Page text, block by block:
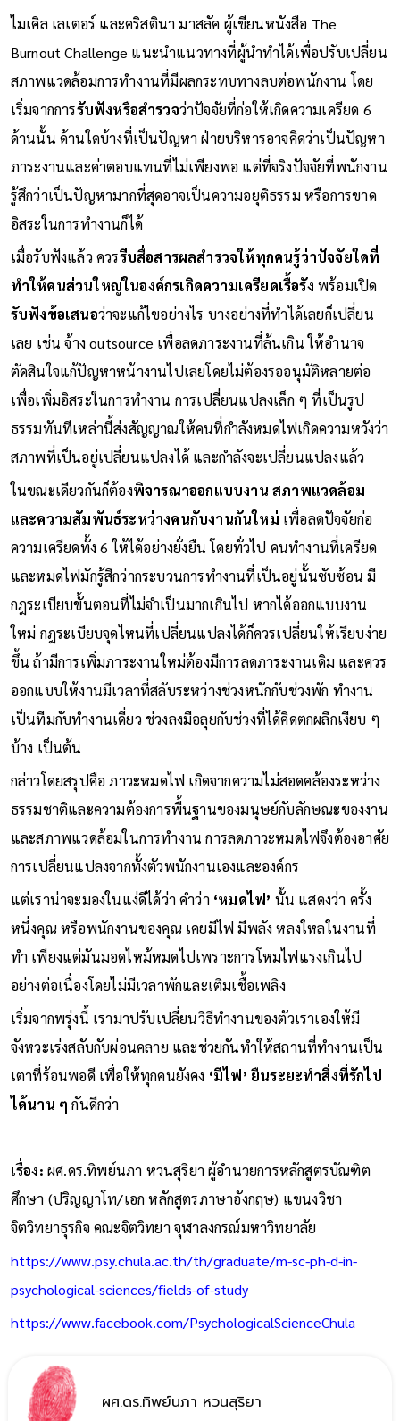
ไมเคิล เลเตอร์ และคริสตินา มาสลัค ผู้เขียนหนังสือ The
Burnout Challenge แนะนำแนวทางที่ผู้นำทำได้เพื่อปรับเปลี่ยน
สภาพแวดล้อมการทำงานที่มีผลกระทบทางลบต่อพนักงาน โดย
เริ่มจากการรับฟังหรือสำรวจว่าปัจจัยที่ก่อให้เกิดความเครียด 6
ด้านนั้น ด้านใดบ้างที่เป็นปัญหา ฝ่ายบริหารอาจคิดว่าเป็นปัญหา
ภาระงานและค่าตอบแทนที่ไม่เพียงพอ แต่ที่จริงปัจจัยที่พนักงาน
รู้สึกว่าเป็นปัญหามากที่สุดอาจเป็นความอยุติธรรม หรือการขาด
อิสระในการทำงานก็ได้
เมื่อรับฟังแล้ว ควรรีบสื่อสารผลสำรวจให้ทุกคนรู้ว่าปัจจัยใดที่
ทำให้คนส่วนใหญ่ในองค์กรเกิดความเครียดเรื้อรัง พร้อมเปิด
รับฟังข้อเสนอว่าจะแก้ไขอย่างไร บางอย่างที่ทำได้เลยก็เปลี่ยน
เลย เช่น จ้าง outsource เพื่อลดภาระงานที่ล้นเกิน ให้อำนาจ
ตัดสินใจแก้ปัญหาหน้างานไปเลยโดยไม่ต้องรออนุมัติหลายต่อ
เพื่อเพิ่มอิสระในการทำงาน การเปลี่ยนแปลงเล็ก ๆ ที่เป็นรูป
ธรรมทันทีเหล่านี้ส่งสัญญาณให้คนที่กำลังหมดไฟเกิดความหวังว่า
สภาพที่เป็นอยู่เปลี่ยนแปลงได้ และกำลังจะเปลี่ยนแปลงแล้ว
ในขณะเดียวกันก็ต้องพิจารณาออกแบบงาน สภาพแวดล้อม
และความสัมพันธ์ระหว่างคนกับงานกันใหม่ เพื่อลดปัจจัยก่อ
ความเครียดทั้ง 6 ให้ได้อย่างยั่งยืน โดยทั่วไป คนทำงานที่เครียด
และหมดไฟมักรู้สึกว่ากระบวนการทำงานที่เป็นอยู่นั้นซับซ้อน มี
กฎระเบียบขั้นตอนที่ไม่จำเป็นมากเกินไป หากได้ออกแบบงาน
ใหม่ กฎระเบียบจุดไหนที่เปลี่ยนแปลงได้ก็ควรเปลี่ยนให้เรียบง่าย
ขึ้น ถ้ามีการเพิ่มภาระงานใหม่ต้องมีการลดภาระงานเดิม และควร
ออกแบบให้งานมีเวลาที่สลับระหว่างช่วงหนักกับช่วงพัก ทำงาน
เป็นทีมกับทำงานเดี่ยว ช่วงลงมือลุยกับช่วงที่ได้คิดตกผลึกเงียบ ๆ
บ้าง เป็นต้น
กล่าวโดยสรุปคือ ภาวะหมดไฟ เกิดจากความไม่สอดคล้องระหว่าง
ธรรมชาติและความต้องการพื้นฐานของมนุษย์กับลักษณะของงาน
และสภาพแวดล้อมในการทำงาน การลดภาวะหมดไฟจึงต้องอาศัย
การเปลี่ยนแปลงจากทั้งตัวพนักงานเองและองค์กร
แต่เราน่าจะมองในแง่ดีได้ว่า คำว่า ‘หมดไฟ’ นั้น แสดงว่า ครั้ง
หนึ่งคุณ หรือพนักงานของคุณ เคยมีไฟ มีพลัง หลงใหลในงานที่
ทำ เพียงแต่มันมอดไหม้หมดไปเพราะการโหมไฟแรงเกินไป
อย่างต่อเนื่องโดยไม่มีเวลาพักและเติมเชื้อเพลิง
เริ่มจากพรุ่งนี้ เรามาปรับเปลี่ยนวิธีทำงานของตัวเราเองให้มี
จังหวะเร่งสลับกับผ่อนคลาย และช่วยกันทำให้สถานที่ทำงานเป็น
เตาที่ร้อนพอดี เพื่อให้ทุกคนยังคง ‘มีไฟ’ ยืนระยะทำสิ่งที่รักไป
ได้นาน ๆ กันดีกว่า
เรื่อง: ผศ.ดร.ทิพย์นภา หวนสุริยา ผู้อำนวยการหลักสูตรบัณฑิต
ศึกษา (ปริญญาโท/เอก หลักสูตรภาษาอังกฤษ) แขนงวิชา
จิตวิทยาธุรกิจ คณะจิตวิทยา จุฬาลงกรณ์มหาวิทยาลัย
https://www.psy.chula.ac.th/th/graduate/m-sc-ph-d-in-
psychological-sciences/fields-of-study
https://www.facebook.com/PsychologicalScienceChula
ผศ.ดร.ทิพย์นภา หวนสุริยา